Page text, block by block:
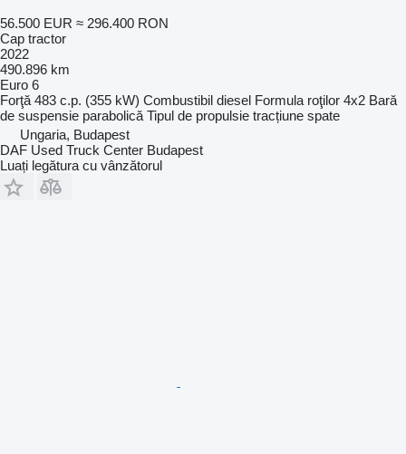
56.500 EUR ≈ 296.400 RON
Cap tractor
2022
490.896 km
Euro 6
Forţă 483 c.p. (355 kW) Combustibil diesel Formula roţilor 4x2 Bară
de suspensie parabolică Tipul de propulsie tracțiune spate
Ungaria, Budapest
DAF Used Truck Center Budapest
Luați legătura cu vânzătorul